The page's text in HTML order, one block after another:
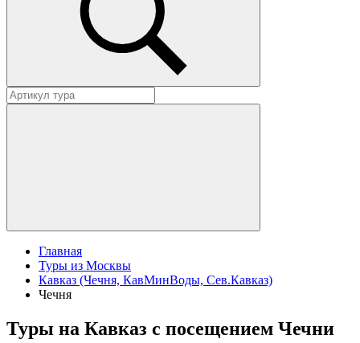
Главная
Туры из Москвы
Кавказ (Чечня, КавМинВоды, Сев.Кавказ)
Чечня
Туры на Кавказ с посещением Чечни